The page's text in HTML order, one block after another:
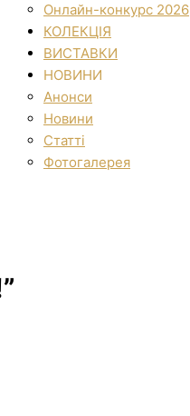
Онлайн-конкурс 2026
КОЛЕКЦІЯ
ВИСТАВКИ
НОВИНИ
Анонси
Новини
Статті
Фотогалерея